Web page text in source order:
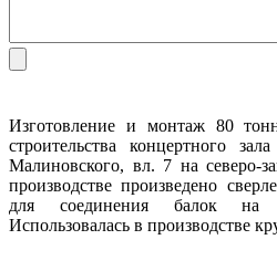
Изготовление и монтаж 80
строительства концертного
Малиновского, вл. 7 на северо-
производстве произведено
для соединения балок на
Использовалась в производстве